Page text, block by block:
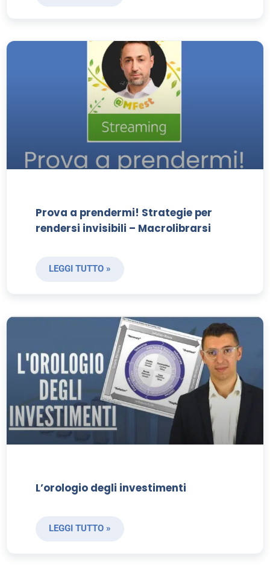
Prova a prendermi! Strategie per
rendersi invisibili – Macrolibrarsi
LEGGI TUTTO »
L’orologio degli investimenti
LEGGI TUTTO »